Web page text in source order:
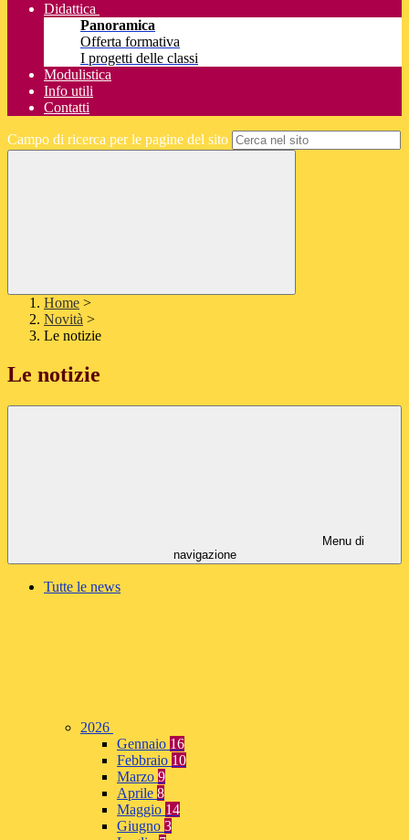
Didattica
Panoramica
Offerta formativa
I progetti delle classi
Modulistica
Info utili
Contatti
Campo di ricerca per le pagine del sito
Home >
Novità >
Le notizie
Le notizie
Menu di
navigazione
Tutte le news
2026
Gennaio 16
Febbraio 10
Marzo 9
Aprile 8
Maggio 14
Giugno 3